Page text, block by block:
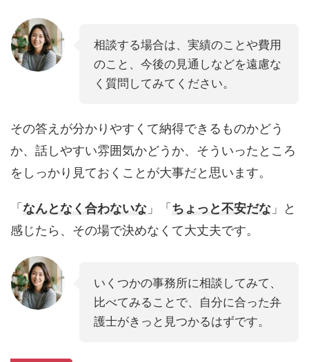
相談する場合は、実績のことや費用
のこと、今後の見通しなどを遠慮な
く質問してみてください。
その答えが分かりやすくて納得できるものかどう
か、話しやすい雰囲気かどうか、そういったところ
をしっかり見ておくことが大事だと思います。
「 なんとなく合わないな 」「 ちょっと不安だな 」と
感じたら、その場で決めなくて大丈夫です。
いくつかの事務所に相談してみて、
比べてみることで、自分に合った弁
護士がきっと見つかるはずです。